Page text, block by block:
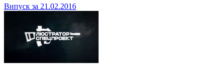
Випуск за 21.02.2016